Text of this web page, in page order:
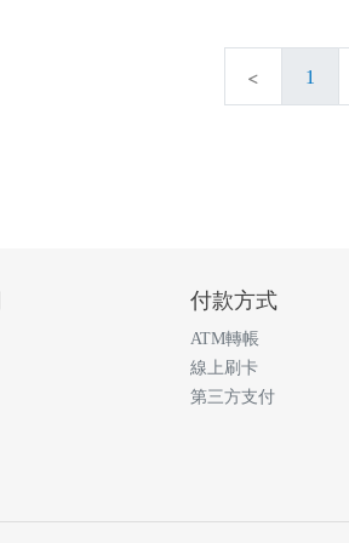
1
付款方式
ATM轉帳
線上刷卡
第三方支付